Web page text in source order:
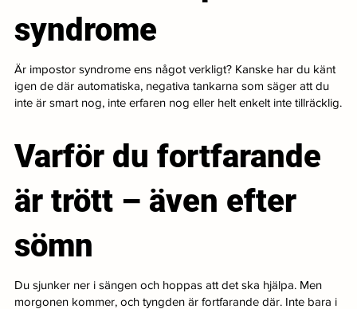
syndrome
Är impostor syndrome ens något verkligt? Kanske har du känt
igen de där automatiska, negativa tankarna som säger att du
inte är smart nog, inte erfaren nog eller helt enkelt inte tillräcklig.
Varför du fortfarande
är trött – även efter
sömn
Du sjunker ner i sängen och hoppas att det ska hjälpa. Men
morgonen kommer, och tyngden är fortfarande där. Inte bara i